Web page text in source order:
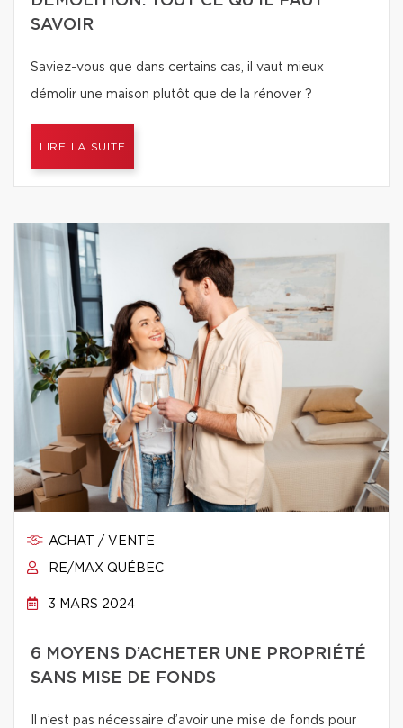
SAVOIR
Saviez-vous que dans certains cas, il vaut mieux
démolir une maison plutôt que de la rénover ?
LIRE LA SUITE
ACHAT / VENTE
RE/MAX QUÉBEC
3 MARS 2024
6 MOYENS D’ACHETER UNE PROPRIÉTÉ
SANS MISE DE FONDS
Il n’est pas nécessaire d’avoir une mise de fonds pour